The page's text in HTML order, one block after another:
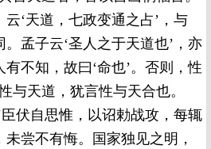
‘天道，七政变通之占’，与
。孟子云‘圣人之于天道也’，亦
不知，故曰‘命也’。否则，性
与天道，犹言性与天合也。
臣伏自思惟，以诏勅战攻，每辄
尝不有悔。国家独见之明，